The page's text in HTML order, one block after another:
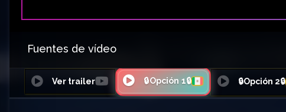
Fuentes de vídeo
Ver trailer 🔒Opción 1🔒 🔒Opción 2🔒